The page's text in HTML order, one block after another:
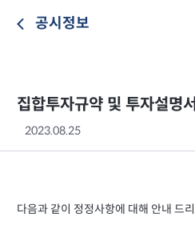
공시정보
집합투자규약 및 투자설명
2023.08.25
다음과 같이 정정사항에 대해 안내 드